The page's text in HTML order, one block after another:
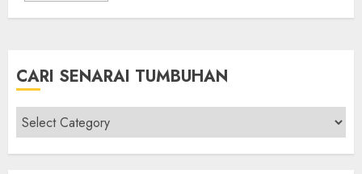
CARI SENARAI TUMBUHAN
Cari
Senarai
Tumbuhan